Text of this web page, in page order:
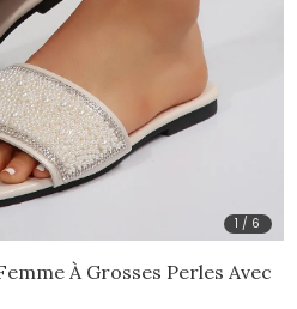
1 / 6
À Grosses Perles Avec